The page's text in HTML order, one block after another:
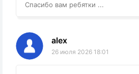
Спасибо вам ребятки ...
alex
26 июля 2026 18:01